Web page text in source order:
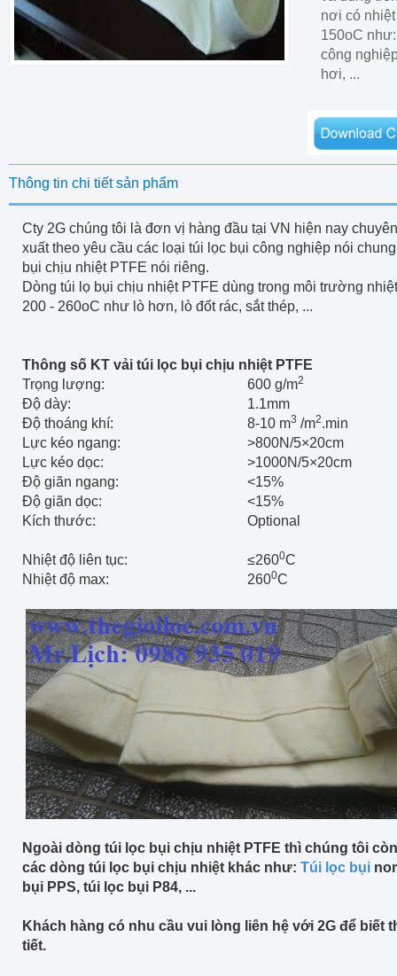
nơi có
150oC
công
hơi, ...
Thông tin chi tiết sản phẩm
Cty 2G chúng tôi là đơn vị hàng đầu tại VN hiện nay
xuất theo yêu cầu các loại túi lọc bụi công nghiệp nói
bụi chịu nhiệt PTFE nói riêng.
Dòng túi lọ bụi chịu nhiệt PTFE dùng trong môi trường
200 - 260oC như lò hơn, lò đốt rác, sắt thép, ...
Thông số KT vải túi lọc bụi chịu nhiệt PTFE
Trọng lượng:
600 g/m2
Độ dày:
1.1mm
Độ thoáng khí:
8-10 m3 /m2.min
Lực kéo ngang:
>800N/5×20cm
Lực kéo dọc:
>1000N/5×20cm
Độ giãn ngang:
<15%
Độ giãn dọc:
<15%
Kích thước:
Optional
Nhiệt độ liên tục: ≤2600C
Nhiệt độ max:
2600C
Ngoài dòng túi lọc bụi chịu nhiệt PTFE thì chúng tôi
các dòng túi lọc bụi chịu nhiệt khác như: Túi lọc bụi
bụi PPS, túi lọc bụi P84, ...
Khách hàng có nhu cầu vui lòng liên hệ với 2G để biết
tiết.